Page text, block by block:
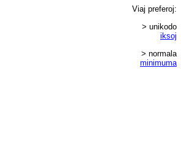
Viaj preferoj:
> unikodo
iksoj
> normala
minimuma